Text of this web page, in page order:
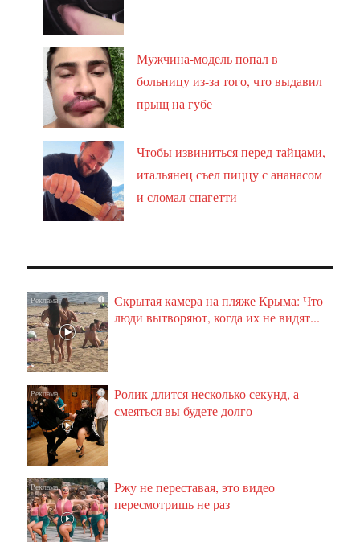
Мужчина-модель попал в
больницу из-за того, что выдавил
прыщ на губе
Чтобы извиниться перед тайцами,
итальянец съел пиццу с ананасом
и сломал спагетти
i
Скрытая камера на пляже Крыма: Что
люди вытворяют, когда их не видят...
i
Ролик длится несколько секунд, а
смеяться вы будете долго
i
Ржу не переставая, это видео
пересмотришь не раз